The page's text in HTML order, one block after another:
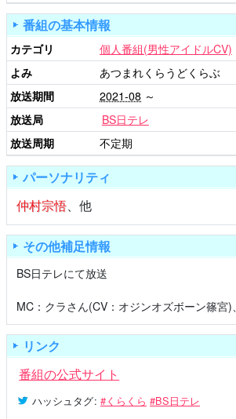
番組の基本情報
カテゴリ
個人番組(男性アイドルCV)
よみ
あつまれくらうどくらぶ
放送期間
2021-08 ～
放送局
BS日テレ
放送周期
不定期
パーソナリティ
仲村宗悟、他
その他補足情報
BS日テレにて放送
MC：クラさん(CV：オジンオズボーン篠宮)、
リンク
番組の公式サイト
ハッシュタグ: #くらくら #BS日テレ